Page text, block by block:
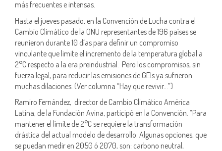
más frecuentes e intensas.
Hasta el jueves pasado, en la Convención de Lucha contra el
Cambio Climático de la ONU representantes de 196 países se
reunieron durante 10 días para definir un compromiso
vinculante que limite el incremento de la temperatura global a
2°C respecto a la era preindustrial. Pero los compromisos, sin
fuerza legal, para reducir las emisiones de GEIs ya sufrieron
muchas dilaciones. (Ver columna “Hay que revivir…”)
Ramiro Fernández, director de Cambio Climático América
Latina, de la Fundación Avina, participó en la Convención. “Para
mantener el límite de 2°C se requiere la transformación
drástica del actual modelo de desarrollo. Algunas opciones, que
se puedan medir en 2050 ó 2070, son: carbono neutral,